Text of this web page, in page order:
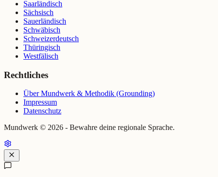
Saarländisch
Sächsisch
Sauerländisch
Schwäbisch
Schweizerdeutsch
Thüringisch
Westfälisch
Rechtliches
Über Mundwerk & Methodik (Grounding)
Impressum
Datenschutz
Mundwerk © 2026 - Bewahre deine regionale Sprache.